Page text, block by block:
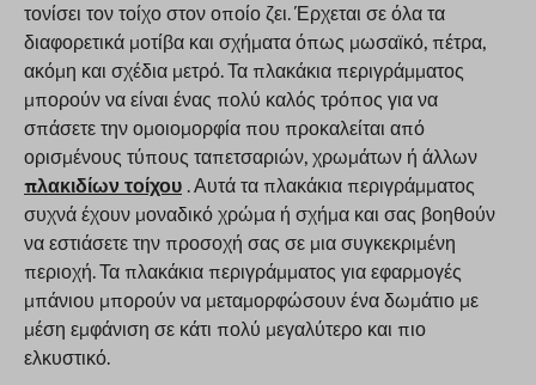
τονίσει τον τοίχο στον οποίο ζει. Έρχεται σε όλα τα
διαφορετικά μοτίβα και σχήματα όπως μωσαϊκό, πέτρα,
ακόμη και σχέδια μετρό. Τα πλακάκια περιγράμματος
μπορούν να είναι ένας πολύ καλός τρόπος για να
σπάσετε την ομοιομορφία που προκαλείται από
ορισμένους τύπους ταπετσαριών, χρωμάτων ή άλλων
πλακιδίων τοίχου . Αυτά τα πλακάκια περιγράμματος
συχνά έχουν μοναδικό χρώμα ή σχήμα και σας βοηθούν
να εστιάσετε την προσοχή σας σε μια συγκεκριμένη
περιοχή. Τα πλακάκια περιγράμματος για εφαρμογές
μπάνιου μπορούν να μεταμορφώσουν ένα δωμάτιο με
μέση εμφάνιση σε κάτι πολύ μεγαλύτερο και πιο
ελκυστικό.